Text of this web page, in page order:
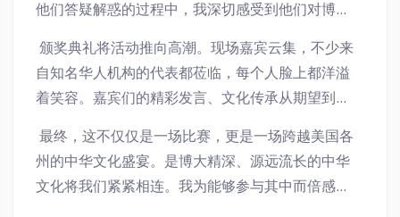
他们答疑解惑的过程中，我深切感受到他们对博大
知欲。
颁奖典礼将活动推向高潮。现场嘉宾云集，不少来
自知名华人机构的代表都莅临，每个人脸上都洋溢
着笑容。嘉宾们的精彩发言、文化传承从期望到现
人的付出都得到了最好的回报。
最终，这不仅仅是一场比赛，更是一场跨越美国各
州的中华文化盛宴。是博大精深、源远流长的中华
文化将我们紧紧相连。我为能够参与其中而倍感荣